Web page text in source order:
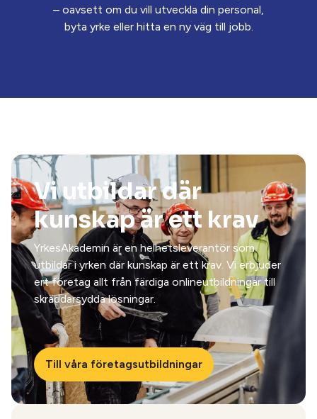
– oavsett om du vill utveckla din personal,
byta yrke eller hitta en ny väg till jobb.
Vi utbildar där
kunskap är ett krav
YrkesAkademin är en helhetsleverantör som
utbildar i yrken där kunskap är ett krav. Vi erbjuder
ert företag allt från färdiga onlineutbildningar till
skräddarsydda lösningar.
Till våra företagsutbildningar